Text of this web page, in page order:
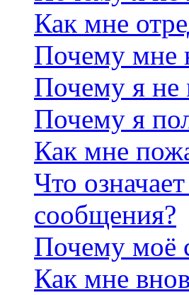
Как мне
Почему мне
Почему я не
Почему я
Как мне
Что
сообщения?
Почему моё
Как мне